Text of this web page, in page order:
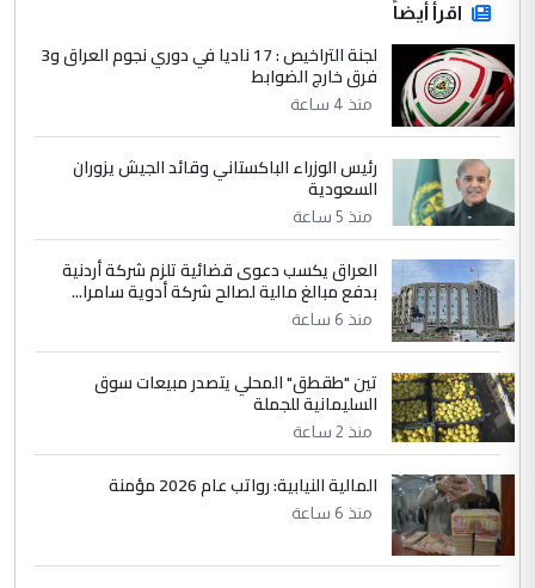
اقرأ أيضاً
لجنة التراخيص : 17 ناديا في دوري نجوم العراق و3
فرق خارج الضوابط
منذ 4 ساعة
رئيس الوزراء الباكستاني وقائد الجيش يزوران
السعودية
منذ 5 ساعة
العراق يكسب دعوى قضائية تلزم شركة أردنية
بدفع مبالغ مالية لصالح شركة أدوية سامرا...
منذ 6 ساعة
تين "طقطق" المحلي يتصدر مبيعات سوق
السليمانية للجملة
منذ 2 ساعة
المالية النيابية: رواتب عام 2026 مؤمنة
منذ 6 ساعة